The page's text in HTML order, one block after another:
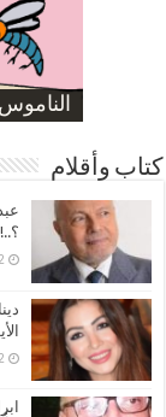
ارتفاع
صورة
صورة
كتاب وأقلام
12
12